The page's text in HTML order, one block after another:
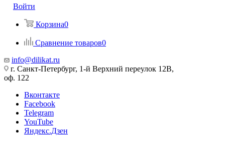
Войти
Корзина0
Сравнение товаров0
info@dilikat.ru
г. Санкт-Петербург, 1-й Верхний переулок 12В,
оф. 122
Вконтакте
Facebook
Telegram
YouTube
Яндекс.Дзен